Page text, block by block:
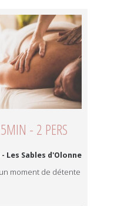
- 2 PERS
Les Sables d'Olonne
moment de détente